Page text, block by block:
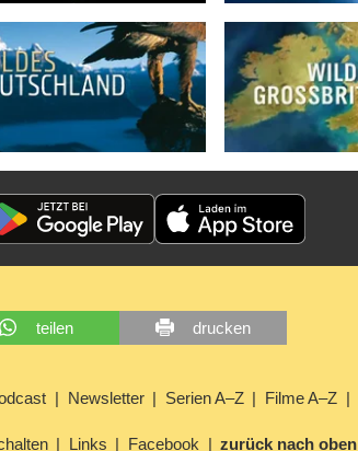
teilen drucken
Newsletter Serien A–Z Filme A–Z
Links Facebook zurück nach oben